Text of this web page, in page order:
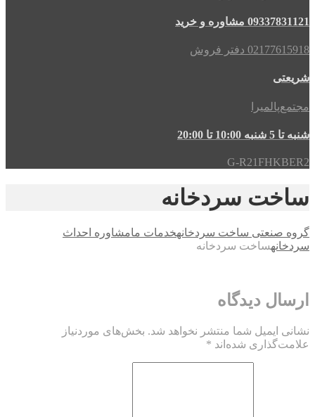
09337831121 مشاوره و خرید
02177615918 دفتر فروش
شریعتی
مجتمع‌پالمیرا
شنبه تا 5 شنبه 10:00 تا 20:00
G-R21FHKBER2
ساخت سردخانه
گروه صنعتی ساخت سردخانهخدمات مامشاوره احداث
سردخانهساخت سردخانه
ارسال دیدگاه
نشانی ایمیل شما منتشر نخواهد شد. بخش‌های موردنیاز
علامت‌گذاری شده‌اند *